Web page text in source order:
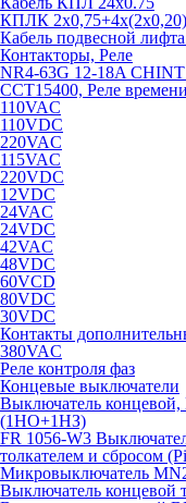
КПЛК 2х0,75+4х(2х0,20)
Кабель подвесной
Контакторы, Реле
NR4-63G 12-18A CHINT
CCT15400, Реле
110VAC
110VDC
220VAC
115VAC
220VDC
12VDC
24VAC
24VDC
42VAC
48VDC
60VCD
80VDC
30VDC
Контакты
380VAC
Реле контроля фаз
Концевые выключатели
Выключатель
(1НО+1НЗ)
FR 1056-W3
толкателем и сбросом
Микровыключатель
Выключатель концевой